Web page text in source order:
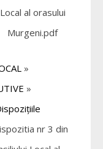
Local al orasului
Murgeni.pdf
»
»
nr 3 din